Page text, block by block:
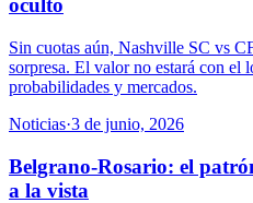
oculto
Sin cuotas aún, Nashville SC vs
sorpresa. El valor no estará con el
probabilidades y mercados.
Noticias·3 de junio, 2026
Belgrano-Rosario: el
a la vista